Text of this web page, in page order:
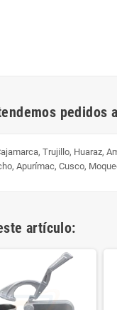
pedidos
Trujillo, Huaraz,
Apurímac, Cusco,
artículo: